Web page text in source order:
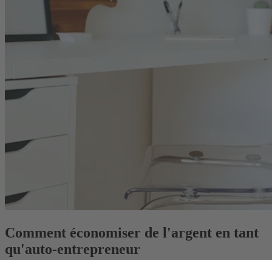
Comment économiser de l'argent en tant
qu'auto-entrepreneur